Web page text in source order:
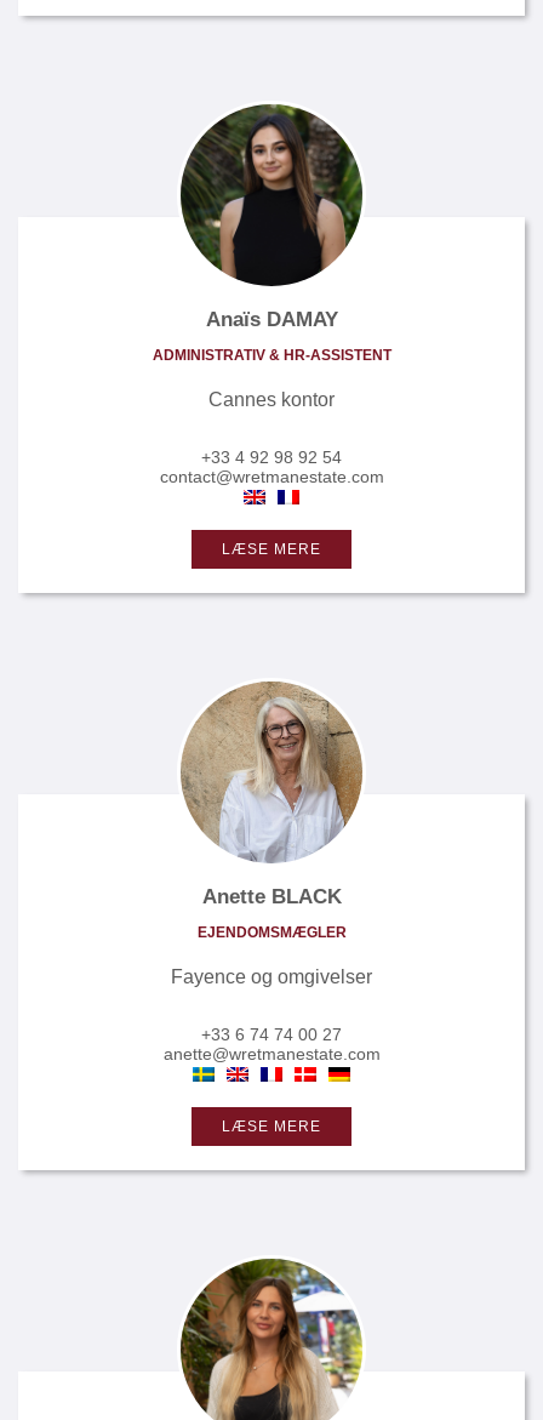
Anaïs DAMAY
ADMINISTRATIV & HR-ASSISTENT
Cannes kontor
+33 4 92 98 92 54
contact@wretmanestate.com
LÆSE MERE
Anette BLACK
EJENDOMSMÆGLER
Fayence og omgivelser
+33 6 74 74 00 27
anette@wretmanestate.com
LÆSE MERE